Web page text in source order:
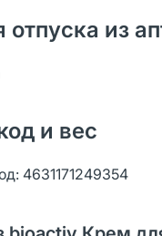
отпуска из
и вес
4631171249354